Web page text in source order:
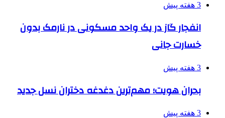
3 هفته پیش
انفجار گاز در یک واحد مسکونی در نارمک بدون
خسارت جانی
3 هفته پیش
بحران هویت؛ مهم‌ترین دغدغه دختران نسل جدید
3 هفته پیش